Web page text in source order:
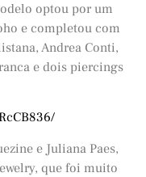
optou por um
e completou com
Andrea Conti,
e dois piercings
e Juliana Paes,
que foi muito